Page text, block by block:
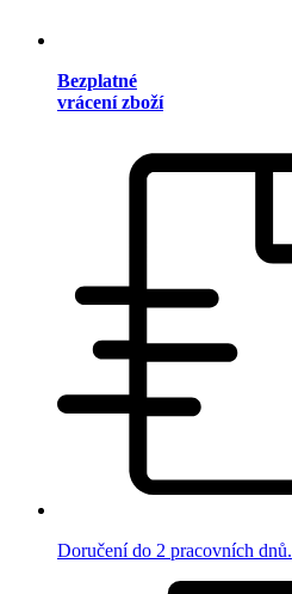
Bezplatné
vrácení zboží
Doručení do 2 pracovních dnů.